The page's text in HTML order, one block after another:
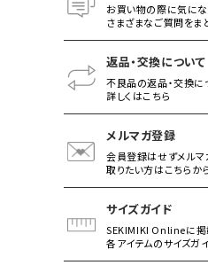
お買い物の際に気にな
さまざまなご質問をま
返品・交換について
不良品の返品・交換に
詳しくはこちら
メルマガ登録
会員登録はせずメル
取りたい方はこちらか
サイズガイド
SEKIMIKI Onlineに掲
各アイテムのサイズガ